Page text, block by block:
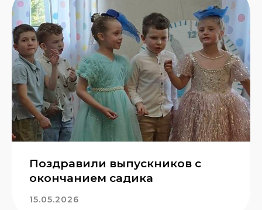
Поздравили выпускников с
окончанием садика
15.05.2026